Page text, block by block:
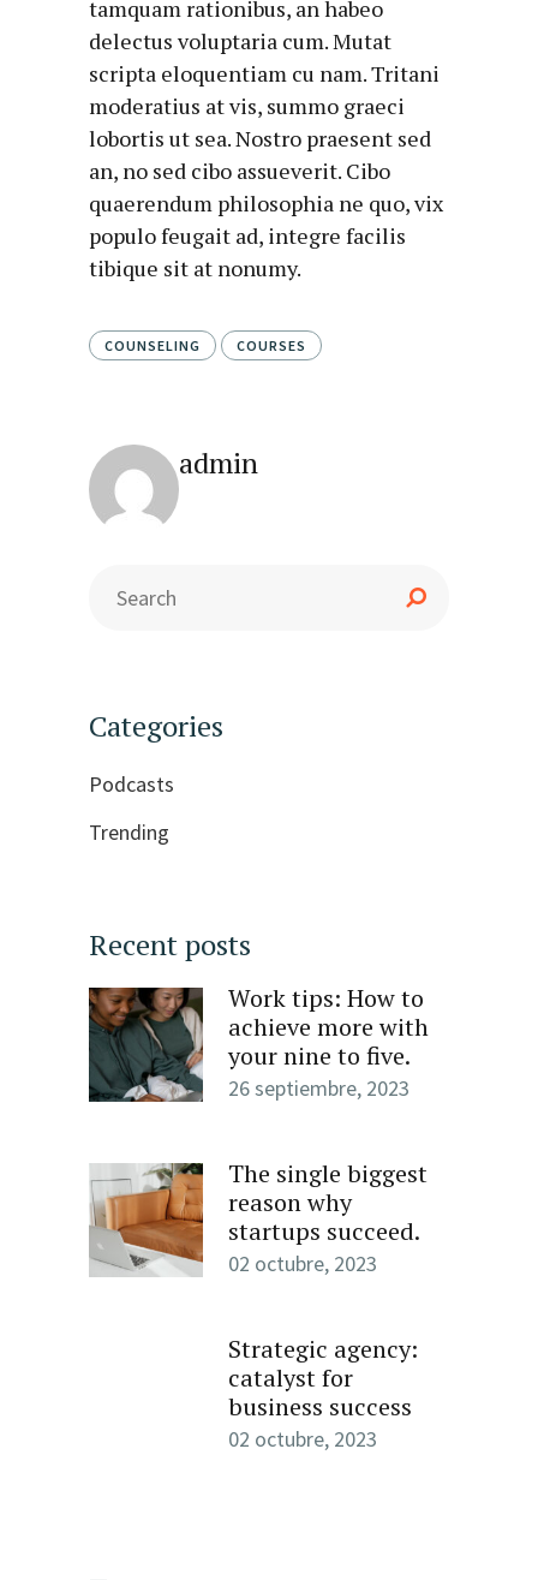
tamquam rationibus, an habeo
delectus voluptaria cum. Mutat
scripta eloquentiam cu nam. Tritani
moderatius at vis, summo graeci
lobortis ut sea. Nostro praesent sed
an, no sed cibo assueverit. Cibo
quaerendum philosophia ne quo, vix
populo feugait ad, integre facilis
tibique sit at nonumy.
COUNSELING COURSES
admin
Categories
Podcasts
Trending
Recent posts
Work tips: How to
achieve more with
your nine to five.
26 septiembre, 2023
The single biggest
reason why
startups succeed.
02 octubre, 2023
Strategic agency:
catalyst for
business success
02 octubre, 2023